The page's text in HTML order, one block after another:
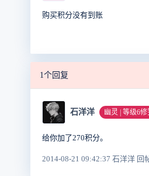
购买积分没有到账
1个回复
石洋洋 幽灵 | 等级6修
给你加了270积分。
2014-08-21 09:42:37 石洋洋 回